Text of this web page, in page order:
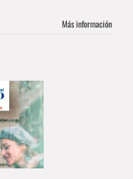
Más información